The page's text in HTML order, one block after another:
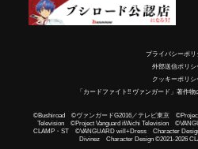
プライバシーポリ
外部送信ポリシ
クッキーポリシ
「カードファイト!! ヴァンガード」著作
©Bushiroad ©ヴァンガードG2016／テレビ東京 ©Project
Television ©Project Vanguard if/Aichi Television
CLAMP・ST ©VANGUARD will+Dress Character
Divinez Character Design ©2021-2026